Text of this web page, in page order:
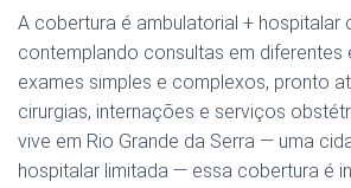
A cobertura é ambulatorial + hospitalar
contemplando consultas em diferentes
exames simples e complexos, pronto
cirurgias, internações e serviços
vive em Rio Grande da Serra — uma
hospitalar limitada — essa cobertura é